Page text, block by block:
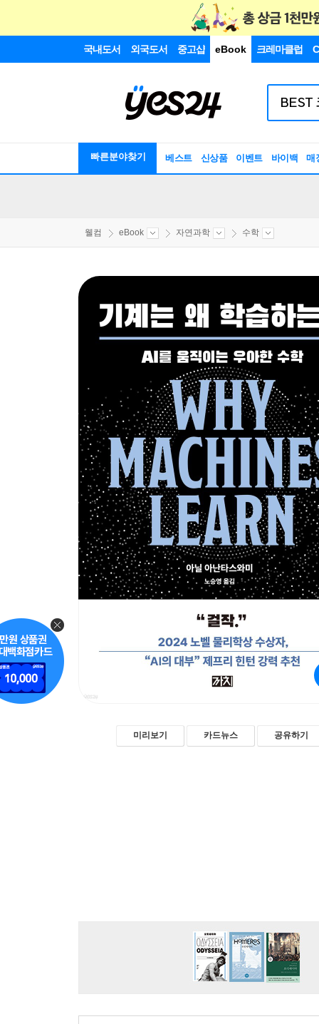
국내도서 외국도서 중고샵 eBook 크레마클럽
빠른분야찾기 베스트 신상품 이벤트 바이백 매
웰컴 eBook 자연과학 수학
미리보기 카드뉴스 공유하기